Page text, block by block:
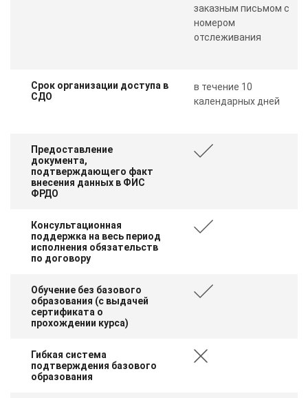
заказным письмом с
номером
отслеживания
Срок организации доступа в
СДО
в течение 10
календарных дней
Предоставление
документа,
подтверждающего факт
внесения данных в ФИС
ФРДО
Консультационная
поддержка на весь период
исполнения обязательств
по договору
Обучение без базового
образования (с выдачей
сертификата о
прохождении курса)
Гибкая система
подтверждения базового
образования